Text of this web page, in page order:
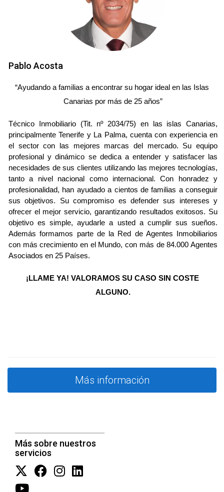
promedio del mercado, hay varios factores que pueden
influir significativamente en el valor final. A continuación,
exploraremos algunos de estos elementos clave.
Estado de las instalaciones
aspectos más importantes a considerar. Un hogar bien
mantenido atraerá a más compradores y podrá justificar
un precio más alto. Por ejemplo, si tu propiedad cuenta
con un sistema eléctrico actualizado y tuberías en buen
estado, esto puede aumentar considerablemente su valor.
Calidad de las reformas
Las reformas realizadas en la propiedad son otro factor
determinante. No todas las renovaciones son
iguales, aquellas hechas con materiales de alta calidad y
por profesionales experimentados pueden hacer que tu
propiedad destaque entre la competencia. Imagina haber
renovado la cocina con electrodomésticos modernos y
que también puede incrementar el valor percibido por los
conflictos dentro del edificio, esto podría desalentar a
posibles compradores. Por otro lado, una comunidad bien
gestionada y armoniosa puede ser un gran atractivo. Un
pasos puedes tomar para mejorar la situación.
CASOS PRÁCTICOS
Para ilustrar mejor cómo estos factores afectan la
Pablo Acosta
“Ayudando a familias a encontrar su hogar ideal en las Islas
Canarias por más de 25 años”
Técnico Inmobiliario (Tit. nº 2034/75) en las islas Canarias,
principalmente Tenerife y La Palma, cuenta con experiencia en
el sector con las mejores marcas del mercado. Su equipo
profesional y dinámico se dedica a entender y satisfacer las
necesidades de sus clientes utilizando las mejores tecnologías,
tanto a nivel nacional como internacional. Con honradez y
profesionalidad, han ayudado a cientos de familias a conseguir
sus objetivos. Su compromiso es defender sus intereses y
ofrecer el mejor servicio, garantizando resultados exitosos. Su
objetivo es simple, ayudarle a usted a cumplir sus sueños.
Además formamos parte de la Red de Agentes Inmobiliarios
con más crecimiento en el Mundo, con más de 84.000 Agentes
Asociados en 25 Países.
¡LLAME YA! VALORAMOS SU CASO SIN COSTE
ALGUNO.
Más información
Más sobre nuestros
servicios